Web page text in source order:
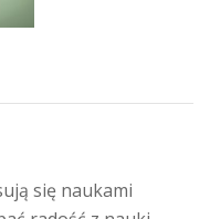
się naukami